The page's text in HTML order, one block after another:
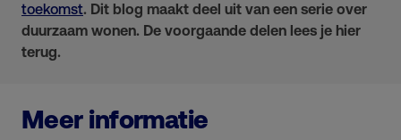
toekomst. Dit blog maakt deel uit van een serie over
duurzaam wonen. De voorgaande delen lees je hier
terug.
Meer informatie